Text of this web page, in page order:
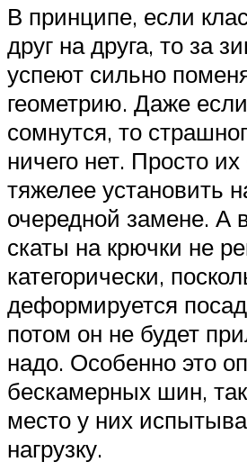
В принципе, если
друг на друга, то за
успеют сильно
геометрию. Даже
сомнутся, то
ничего нет. Просто их
тяжелее установить
очередной замене. А
скаты на крючки не
категорически,
деформируется
потом он не будет
надо. Особенно это
бескамерных шин, так
место у них
нагрузку.